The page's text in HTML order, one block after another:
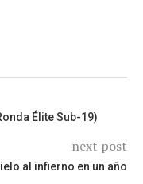
Élite Sub-19)
next post
al infierno en un año